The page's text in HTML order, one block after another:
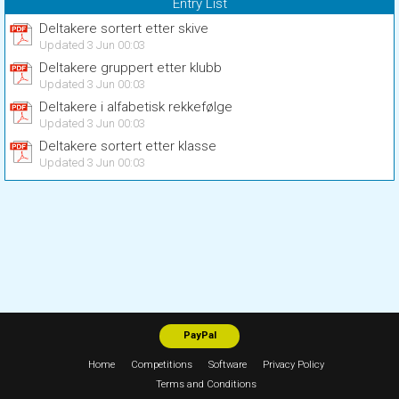
Entry List
Deltakere sortert etter skive
Updated 3 Jun 00:03
Deltakere gruppert etter klubb
Updated 3 Jun 00:03
Deltakere i alfabetisk rekkefølge
Updated 3 Jun 00:03
Deltakere sortert etter klasse
Updated 3 Jun 00:03
PayPal
Home Competitions Software
Privacy Policy
Terms and Conditions